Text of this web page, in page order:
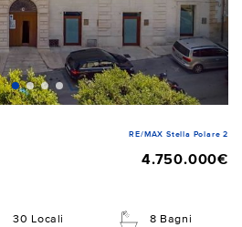
RE/MAX Stella Polare 2
4.750.000€
30 Locali 8 Bagni